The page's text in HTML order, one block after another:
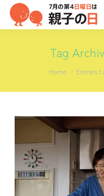
Tag
You are here:
Home Entries